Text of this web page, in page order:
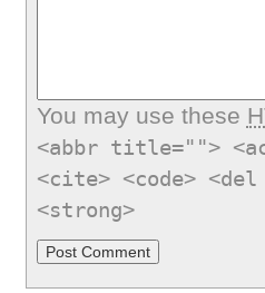
You may use these
<abbr title="">
<cite> <code>
<strong>